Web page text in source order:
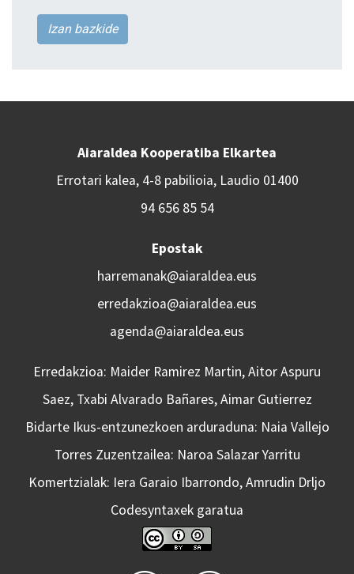
Izan bazkide
Aiaraldea Kooperatiba Elkartea
Errotari kalea, 4-8 pabilioia, Laudio 01400
94 656 85 54
Epostak
harremanak@aiaraldea.eus
erredakzioa@aiaraldea.eus
agenda@aiaraldea.eus
Erredakzioa: Maider Ramirez Martin, Aitor Aspuru
Saez, Txabi Alvarado Bañares, Aimar Gutierrez
Bidarte Ikus-entzunezkoen arduraduna: Naia Vallejo
Torres Zuzentzailea: Naroa Salazar Yarritu
Komertzialak: Iera Garaio Ibarrondo, Amrudin Drljo
Codesyntaxek garatua